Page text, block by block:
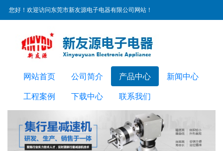
您好！欢迎访问东莞市新友源电子电器有限公司网站！
服务热线：
网站首页 公司简介 产品中心
新闻中心
工程案例
下载中心 联系我们